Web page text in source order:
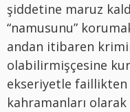
şiddetine maruz
“namusunu”
andan itibaren
olabilirmişçesine
ekseriyetle faillikten
kahramanları